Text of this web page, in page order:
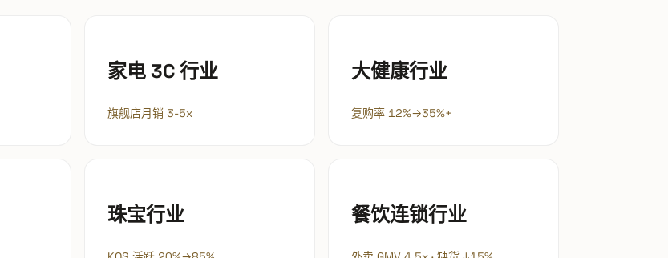
家电 3C 行业
旗舰店月销 3-5x
大健康行业
复购率 12%→35%+
珠宝行业 餐饮连锁行业